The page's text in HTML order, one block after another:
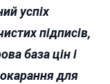
успіх
підписів,
база цін і
для